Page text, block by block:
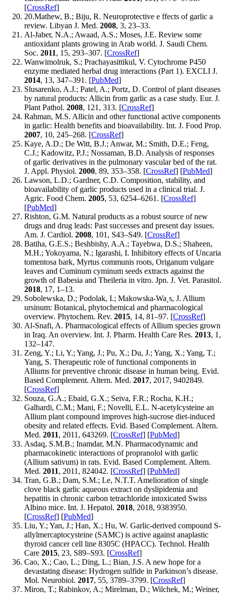
[CrossRef]
20.Mathew, B.; Biju, R. Neuroprotective e ffects of garlic a
review. Libyan J. Med. 2008, 3, 23–33.
Al-Jaber, N.A.; Awaad, A.S.; Moses, J.E. Review some
antioxidant plants growing in Arab world. J. Saudi Chem.
Soc. 2011, 15, 293–307. [CrossRef]
Wanwimolruk, S.; Prachayasittikul, V. Cytochrome P450
enzyme mediated herbal drug interactions (Part 1). EXCLI J.
2014, 13, 347–391. [PubMed]
Slusarenko, A.J.; Patel, A.; Portz, D. Control of plant diseases
by natural products: Allicin from garlic as a case study. Eur. J.
Plant Pathol. 2008, 121, 313. [CrossRef]
Rahman, M.S. Allicin and other functional active components
in garlic: Health benefits and bioavailability. Int. J. Food Prop.
2007, 10, 245–268. [CrossRef]
Kaye, A.D.; De Witt, B.J.; Anwar, M.; Smith, D.E.; Feng,
C.J.; Kadowitz, P.J.; Nossaman, B.D. Analysis of responses
of garlic derivatives in the pulmonary vascular bed of the rat.
J. Appl. Physiol. 2000, 89, 353–358. [CrossRef] [PubMed]
Lawson, L.D.; Gardner, C.D. Composition, stability, and
bioavailability of garlic products used in a clinical trial. J.
Agric. Food Chem. 2005, 53, 6254–6261. [CrossRef]
[PubMed]
Rishton, G.M. Natural products as a robust source of new
drugs and drug leads: Past successes and present day issues.
Am. J. Cardiol. 2008, 101, S43–S49. [CrossRef]
Batiha, G.E.S.; Beshbishy, A.A.; Tayebwa, D.S.; Shaheen,
M.H.; Yokoyama, N.; Igarashi, I. Inhibitory effects of Uncaria
tomentosa bark, Myrtus communis roots, Origanum vulgare
leaves and Cuminum cyminum seeds extracts against the
growth of Babesia and Theileria in vitro. Jpn. J. Vet. Parasitol.
2018, 17, 1–13.
Sobolewska, D.; Podolak, I.; Makowska-Wa˛s, J. Allium
ursinum: Botanical, phytochemical and pharmacological
overview. Phytochem. Rev. 2015, 14, 81–97. [CrossRef]
Al-Snafi, A. Pharmacological effects of Allium species grown
in Iraq. An overview. Int. J. Pharm. Health Care Res. 2013, 1,
132–147.
Zeng, Y.; Li, Y.; Yang, J.; Pu, X.; Du, J.; Yang, X.; Yang, T.;
Yang, S. Therapeutic role of functional components in
Alliums for preventive chronic disease in human being. Evid.
Based Complement. Altern. Med. 2017, 2017, 9402849.
[CrossRef]
Souza, G.A.; Ebaid, G.X.; Seiva, F.R.; Rocha, K.H.;
Galhardi, C.M.; Mani, F.; Novelli, E.L. N-acetylcysteine an
Allium plant compound improves high-sucrose diet-induced
obesity and related effects. Evid. Based Complement. Altern.
Med. 2011, 2011, 643269. [CrossRef] [PubMed]
Asdaq, S.M.B.; Inamdar, M.N. Pharmacodynamic and
pharmacokinetic interactions of propranolol with garlic
(Allium sativum) in rats. Evid. Based Complement. Altern.
Med. 2011, 2011, 824042. [CrossRef] [PubMed]
Tran, G.B.; Dam, S.M.; Le, N.T.T. Amelioration of single
clove black garlic aqueous extract on dyslipidemia and
hepatitis in chronic carbon tetrachloride intoxicated Swiss
Albino mice. Int. J. Hepatol. 2018, 2018, 9383950.
[CrossRef] [PubMed]
Liu, Y.; Yan, J.; Han, X.; Hu, W. Garlic-derived compound S-
allylmercaptocysteine (SAMC) is active against anaplastic
thyroid cancer cell line 8305C (HPACC). Technol. Health
Care 2015, 23, S89–S93. [CrossRef]
Cao, X.; Cao, L.; Ding, L.; Bian, J.S. A new hope for a
devastating disease: Hydrogen sulfide in Parkinson’s disease.
Mol. Neurobiol. 2017, 55, 3789–3799. [CrossRef]
Miron, T.; Rabinkov, A.; Mirelman, D.; Wilchek, M.; Weiner,